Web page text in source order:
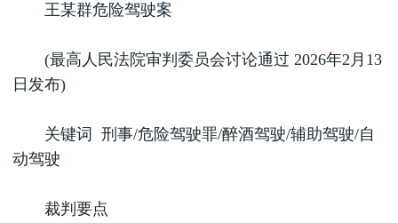
王某群危险驾驶案
(最高人民法院审判委员会讨论通过 2026年2月13
日发布)
关键词 刑事/危险驾驶罪/醉酒驾驶/辅助驾驶/自
动驾驶
裁判要点